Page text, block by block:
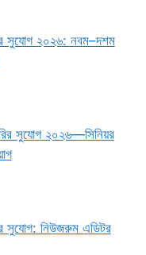
সুযোগ ২০২৬: নবম–দশম
সুযোগ ২০২৬—সিনিয়র
সুযোগ: নিউজরুম এডিটর